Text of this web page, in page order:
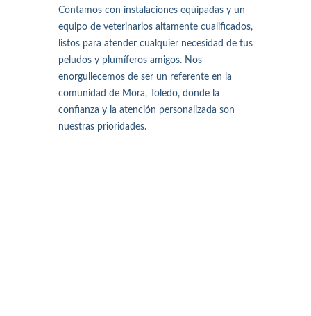
Contamos con instalaciones equipadas y un
equipo de veterinarios altamente cualificados,
listos para atender cualquier necesidad de tus
peludos y plumíferos amigos. Nos
enorgullecemos de ser un referente en la
comunidad de Mora, Toledo, donde la
confianza y la atención personalizada son
nuestras prioridades.